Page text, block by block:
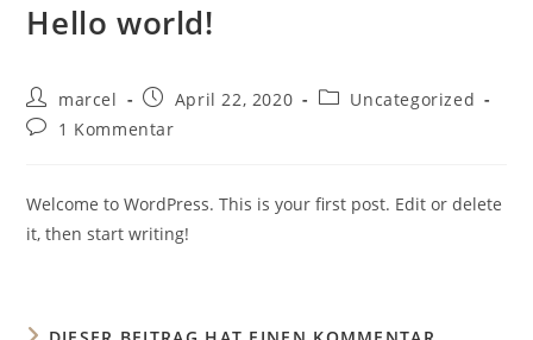
Hello world!
Beitrags-
Autor:
marcel
Beitrag
veröffentlicht:
April 22, 2020
Beitrags-
Uncategorized
Beitrags-
1 Kommentar
Welcome to WordPress. This is your first post. Edit or delete
it, then start writing!